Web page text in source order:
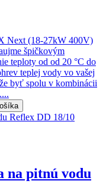
Next (18-27kW 400V)
špičkovým
teploty od od 20 °C do
teplej vody vo vašej
byť spolu v kombinácii
na pitnú vodu